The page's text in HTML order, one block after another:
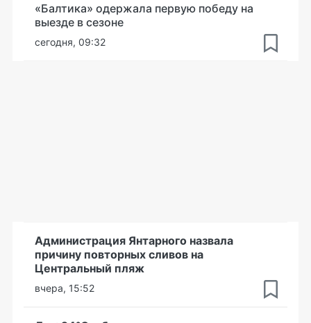
«Балтика» одержала первую победу на
выезде в сезоне
сегодня, 09:32
Администрация Янтарного назвала
причину повторных сливов на
Центральный пляж
вчера, 15:52